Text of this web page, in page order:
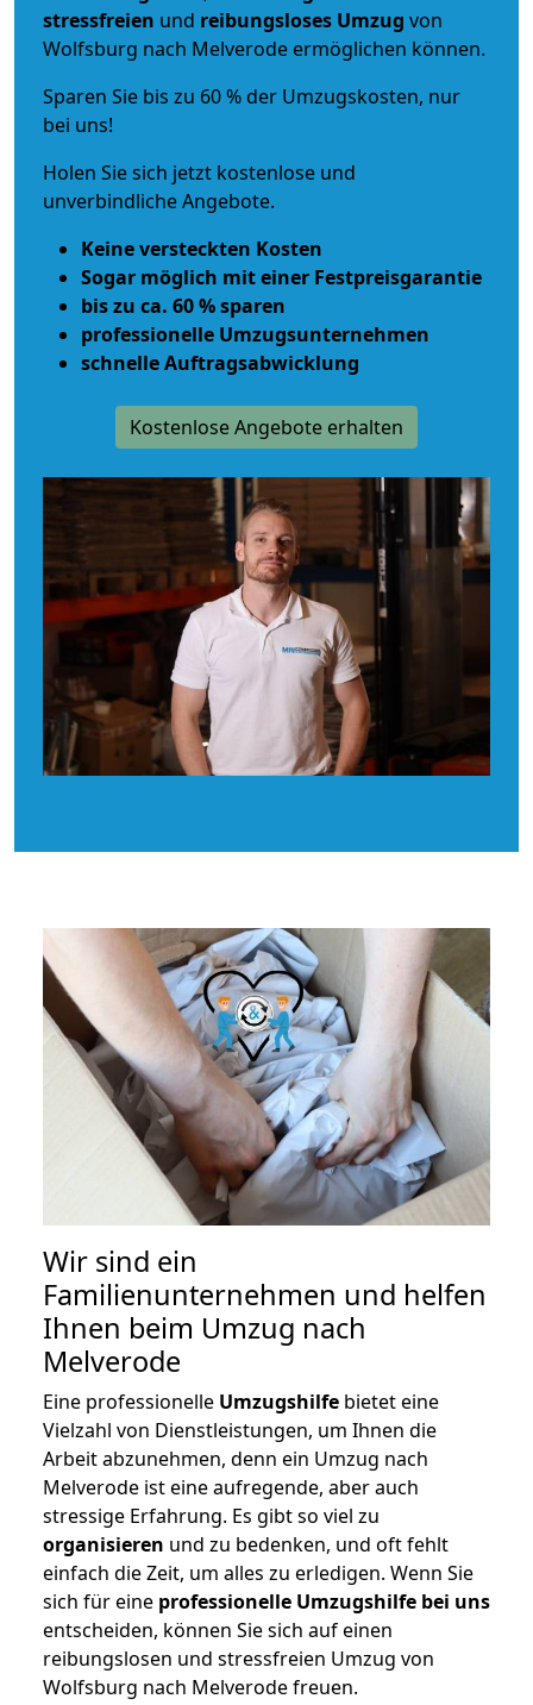
stressfreien und reibungsloses Umzug von
Wolfsburg nach Melverode ermöglichen können.
Sparen Sie bis zu 60 % der Umzugskosten, nur
bei uns!
Holen Sie sich jetzt kostenlose und
unverbindliche Angebote.
Keine versteckten Kosten
Sogar möglich mit einer Festpreisgarantie
bis zu ca. 60 % sparen
professionelle Umzugsunternehmen
schnelle Auftragsabwicklung
Kostenlose Angebote erhalten
Wir sind ein
Familienunternehmen und helfen
Ihnen beim Umzug nach
Melverode
Eine professionelle Umzugshilfe bietet eine
Vielzahl von Dienstleistungen, um Ihnen die
Arbeit abzunehmen, denn ein Umzug nach
Melverode ist eine aufregende, aber auch
stressige Erfahrung. Es gibt so viel zu
organisieren und zu bedenken, und oft fehlt
einfach die Zeit, um alles zu erledigen. Wenn Sie
sich für eine professionelle Umzugshilfe bei uns
entscheiden, können Sie sich auf einen
reibungslosen und stressfreien Umzug von
Wolfsburg nach Melverode freuen.